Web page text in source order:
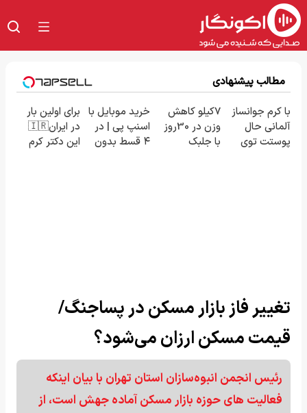
مطالب پیشنهادی
با کرم جوانساز
آلمانی حال
پوستت توی
7کیلو کاهش
وزن در 30روز
با جلبک
خرید موبایل با
اسنپ پی | در
۴ قسط بدون
برای اولین بار
در ایران🇮🇷
این دکتر کرم
تغییر فاز بازار مسکن در پساجنگ/
قیمت مسکن ارزان می‌شود؟
رئیس انجمن انبوه‌سازان استان تهران با بیان اینکه
فعالیت های حوزه بازار مسکن آماده جهش است، از